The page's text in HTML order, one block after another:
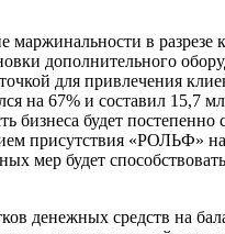
в разрезе
дополнительного
для привлечения
на 67% и составил 15,7
будет
присутствия «РОЛЬФ»
мер будет
денежных средств на